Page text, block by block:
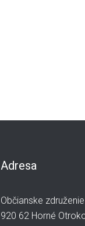
Adresa
Občianske
920 62 Horné